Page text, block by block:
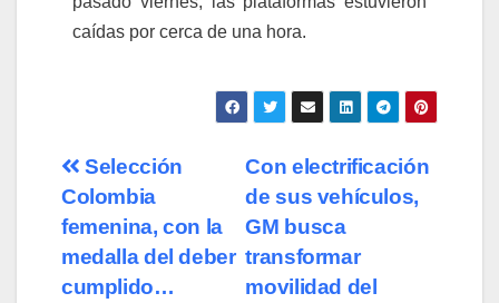
caídas por cerca de una hora.
Con electrificación
de sus vehículos,
GM busca
transformar
movilidad del
Selección
Colombia
femenina, con la
medalla del deber
cumplido…